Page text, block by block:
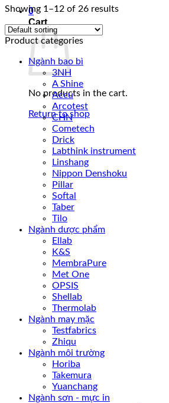
0
Cart
No products in the cart.
Return to shop
Showing 1–12 of 26 results
Product categories
Ngành bao bì
3NH
A Shine
Accu
Arcotest
CHN
Cometech
Drick
Labthink instrument
Linshang
Nippon Denshoku
Pillar
Softal
Taber
Tilo
Ngành dược phẩm
Ellab
K&S
MembraPure
Met One
OPSIS
Shellab
Thermolab
Ngành may mặc
Testfabrics
Zhiqu
Ngành môi trường
Horiba
Takemura
Yuanchang
Ngành sơn - mực in